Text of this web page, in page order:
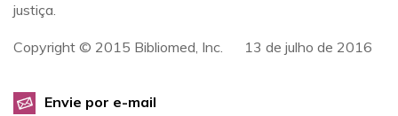
justiça.
Copyright © 2015 Bibliomed, Inc. 13 de julho de 2016
Envie por e-mail